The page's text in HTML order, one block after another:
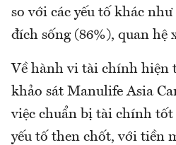
so với các yếu tố khác
đích sống (86%), quan hệ
Về hành vi tài chính hiện
khảo sát Manulife Asia
việc chuẩn bị tài chính
yếu tố then chốt, với tiền